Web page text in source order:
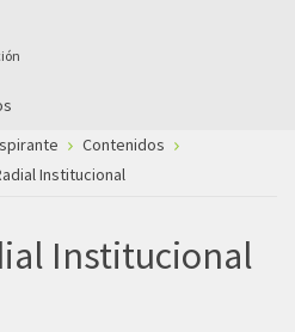
Contenidos
Institucional
Institucional